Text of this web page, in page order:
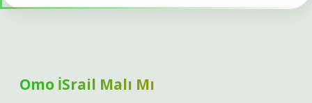
Omo İSrail Malı Mı